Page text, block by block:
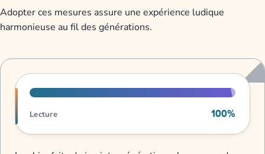
Adopter ces mesures assure une expérience ludique
harmonieuse au fil des générations.
Progression de lecture
Lecture 100%